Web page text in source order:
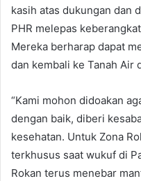
kasih atas dukungan dan
PHR melepas
Mereka berharap dapat
dan kembali ke Tanah Air
“Kami mohon didoakan
dengan baik, diberi
kesehatan. Untuk Zona
terkhusus saat wukuf di
Rokan terus menebar